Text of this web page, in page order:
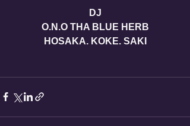
DJ
O.N.O THA BLUE HERB
HOSAKA. KOKE. SAKI